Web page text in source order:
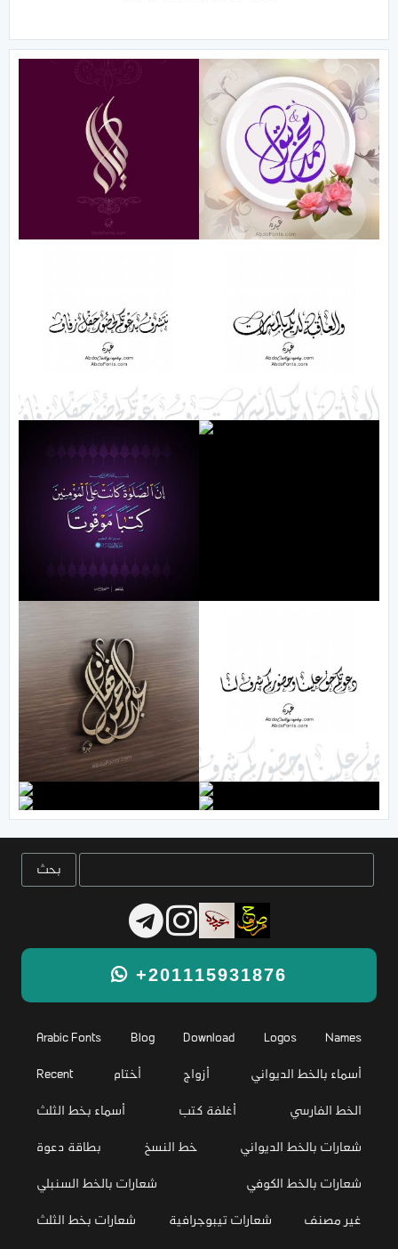
+201115931876
Arabic Fonts Blog Download Logos Names
Recent أختام أزواج أسماء بالخط الديواني
أسماء بخط الثلث أغلفة كتب الخط الفارسي
بطاقة دعوة خط النسخ شعارات بالخط الديواني
شعارات بالخط السنبلي شعارات بالخط الكوفي
شعارات بخط الثلث شعارات تيبوجرافية غير مصنف